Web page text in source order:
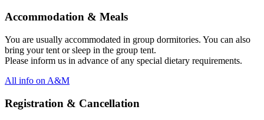
Accommodation & Meals
You are usually accommodated in group dormitories. You can also
bring your tent or sleep in the group tent.
Please inform us in advance of any special dietary requirements.
All info on A&M
Registration & Cancellation